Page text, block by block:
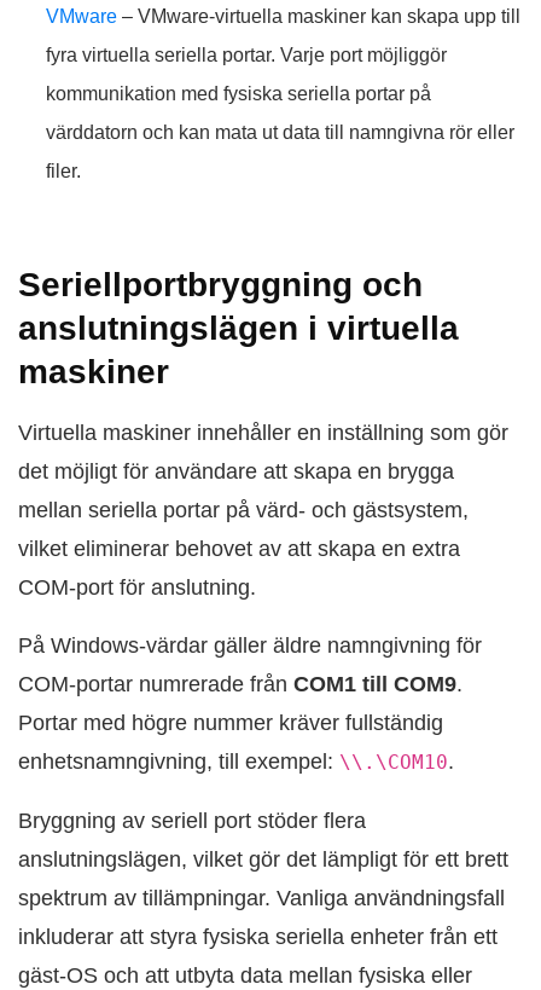
VMware – VMware-virtuella maskiner kan skapa upp till
fyra virtuella seriella portar. Varje port möjliggör
kommunikation med fysiska seriella portar på
värddatorn och kan mata ut data till namngivna rör eller
filer.
Seriellportbryggning och
anslutningslägen i virtuella
maskiner
Virtuella maskiner innehåller en inställning som gör
det möjligt för användare att skapa en brygga
mellan seriella portar på värd- och gästsystem,
vilket eliminerar behovet av att skapa en extra
COM-port för anslutning.
På Windows-värdar gäller äldre namngivning för
COM-portar numrerade från COM1 till COM9.
Portar med högre nummer kräver fullständig
enhetsnamngivning, till exempel: \\.\COM10.
Bryggning av seriell port stöder flera
anslutningslägen, vilket gör det lämpligt för ett brett
spektrum av tillämpningar. Vanliga användningsfall
inkluderar att styra fysiska seriella enheter från ett
gäst-OS och att utbyta data mellan fysiska eller